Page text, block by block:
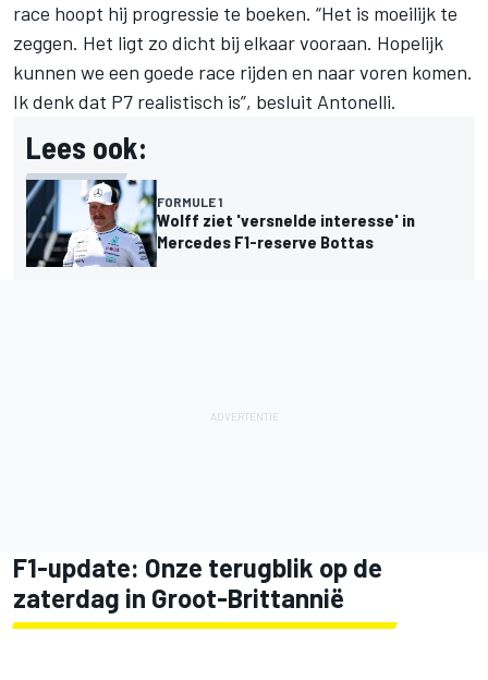
race hoopt hij progressie te boeken. “Het is moeilijk te
zeggen. Het ligt zo dicht bij elkaar vooraan. Hopelijk
kunnen we een goede race rijden en naar voren komen.
Ik denk dat P7 realistisch is”, besluit Antonelli.
Lees ook:
FORMULE 1
Wolff ziet 'versnelde interesse' in
Mercedes F1-reserve Bottas
F1-update: Onze terugblik op de
zaterdag in Groot-Brittannië